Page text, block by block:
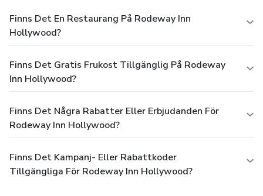
Finns Det En Restaurang På Rodeway Inn
Hollywood?
Finns Det Gratis Frukost Tillgänglig På Rodeway
Inn Hollywood?
Finns Det Några Rabatter Eller Erbjudanden För
Rodeway Inn Hollywood?
Finns Det Kampanj- Eller Rabattkoder
Tillgängliga För Rodeway Inn Hollywood?